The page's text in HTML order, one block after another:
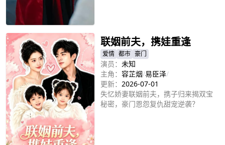
联姻前夫，携娃重逢
爱情 都市 豪门
演员： 未知
主角： 容芷烟/易臣泽/
更新： 2026-07-01
失忆娇妻联姻前夫，携子归来揭双宝
秘密，豪门恩怨复仇甜宠逆袭？